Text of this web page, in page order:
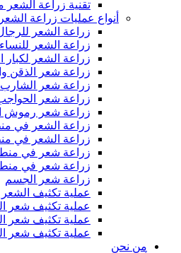
تقنية زراعة
أنواع عمليات زراعة الشعر
زراعة الشعر
زراعة الشعر للنساء
زراعة الشعر لكبار
زراعة شعر الذقن
زراعة شعر الشارب
زراعة شعر
زراعة شعر رموش
زراعة الشعر في
زراعة الشعر في
زراعة شعر في
زراعة شعر في
زراعة شعر الجسم
عملية تكثيف
عملية تكثيف شعر
عملية تكثيف شعر
عملية تكثيف شعر
من نحن